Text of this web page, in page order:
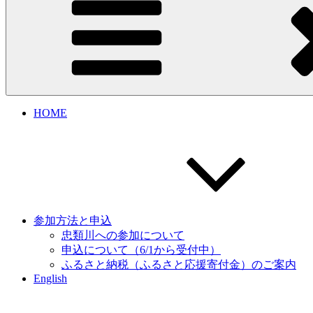
HOME
参加方法と申込
忠類川への参加について
申込について（6/1から受付中）
ふるさと納税（ふるさと応援寄付金）のご案内
English